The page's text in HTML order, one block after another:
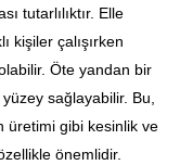
tutarlılıktır. Elle
kişiler çalışırken
Öte yandan bir
sağlayabilir. Bu,
üretimi gibi kesinlik ve
önemlidir.